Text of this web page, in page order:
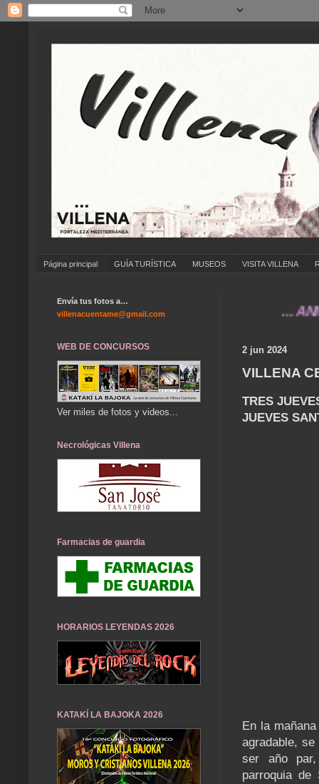
Página principal GUÍA TURÍSTICA MUSEOS VISITA VILLENA
... ANÍMATE
2 jun 2024
VILLENA
TRES
JUEVES
En la
agradable,
ser año
parroquia
Envía tus fotos a…
villenacuentame@gmail.com
WEB DE CONCURSOS
Ver miles de fotos y videos...
Necrológicas Villena
Farmacias de guardia
HORARIOS LEYENDAS 2026
KATAKÍ LA BAJOKA 2026